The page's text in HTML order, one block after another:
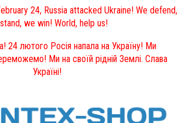
24, Russia attacked Ukraine! We defend,
we win! World, help us!
24 лютого Росія напала на Україну! Ми
Ми на своїй рідній Землі. Слава
Україні!